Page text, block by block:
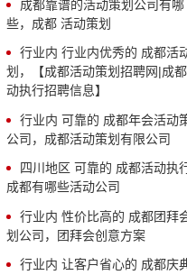
成都靠谱的活动策划公司有哪
些，成都 活动策划
行业内 行业内优秀的 成都活
划，【成都活动策划招聘网|成
动执行招聘信息】
行业内 可靠的 成都年会活动
公司，成都活动策划有限公司
四川地区 可靠的 成都活动执行
成都有哪些活动公司
行业内 性价比高的 成都团拜
划公司，团拜会创意方案
行业内 让客户省心的 成都庆